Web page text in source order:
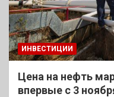
ИНВЕСТИЦИИ
Цена на нефть
впервые с 3